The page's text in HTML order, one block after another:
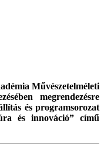
Művészetelméleti
megrendezésre
és programsorozat
és innováció” című